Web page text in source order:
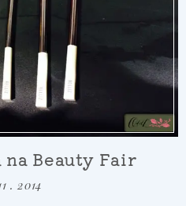
na Beauty Fair
. 2014